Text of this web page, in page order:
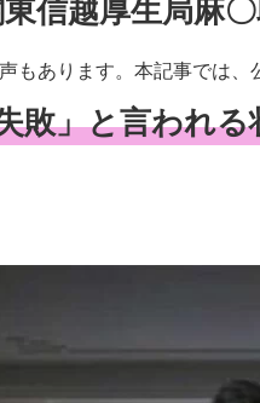
信越厚生局麻
あります。本記事では、
敗」と言われ